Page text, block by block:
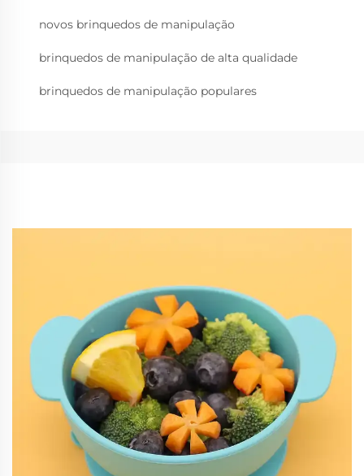
novos brinquedos de manipulação
brinquedos de manipulação de alta qualidade
brinquedos de manipulação populares